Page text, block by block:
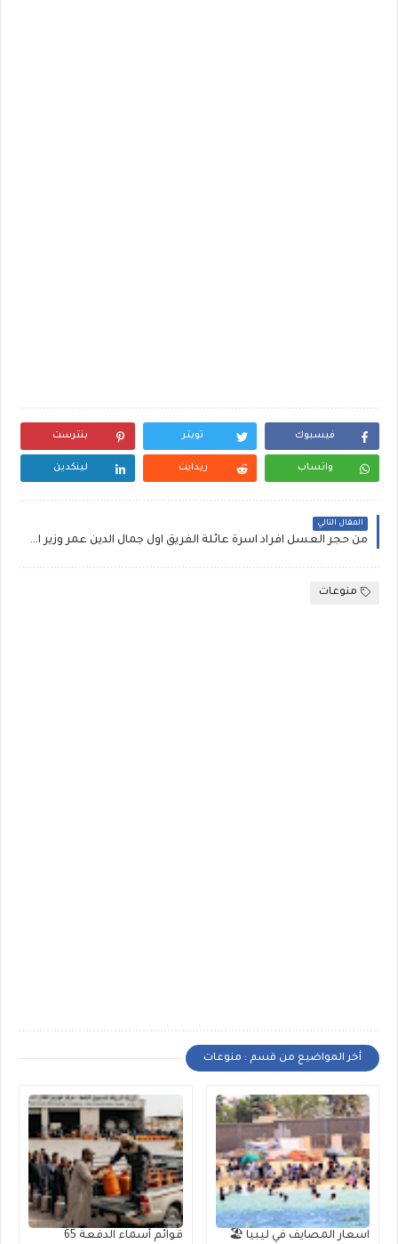
فيسبوك تويتر بنترست
واتساب ريدايت لينكدين
المقال التالي
من حجر العسل افراد اسرة عائلة الفريق اول جمال الدين عمر وزير الدفاع الجديد في السودان ~ قبيلة جمال الدين عمر..اعرف من هو جمال الدين عمر ويكيبيديا أبنائه وزوجته :: السيرة الذاتية لجمال الدين عمر وزير الدفاع السوداني الجديد
منوعات
أخر المواضيع من قسم : منوعات
اسعار المصايف في ليبيا 🏖️
قوائم أسماء الدفعة 65